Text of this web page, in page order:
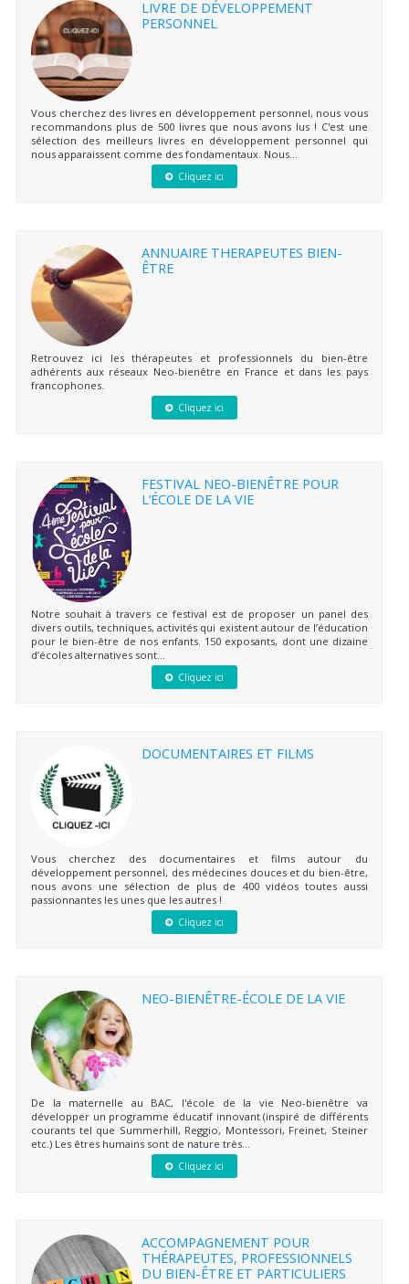
LIVRE DE DÉVELOPPEMENT
PERSONNEL
Vous cherchez des livres en développement personnel, nous vous
recommandons plus de 500 livres que nous avons lus ! C'est une
sélection des meilleurs livres en développement personnel qui
nous apparaissent comme des fondamentaux. Nous...
Cliquez ici
ANNUAIRE THERAPEUTES BIEN-
ÊTRE
Retrouvez ici les thérapeutes et professionnels du bien-être
adhérents aux réseaux Neo-bienêtre en France et dans les pays
francophones.
Cliquez ici
FESTIVAL NEO-BIENÊTRE POUR
L’ÉCOLE DE LA VIE
Notre souhait à travers ce festival est de proposer un panel des
divers outils, techniques, activités qui existent autour de l’éducation
pour le bien-être de nos enfants. 150 exposants, dont une dizaine
d’écoles alternatives sont...
Cliquez ici
DOCUMENTAIRES ET FILMS
Vous cherchez des documentaires et films autour du
développement personnel, des médecines douces et du bien-être,
nous avons une sélection de plus de 400 vidéos toutes aussi
passionnantes les unes que les autres !
Cliquez ici
NEO-BIENÊTRE-ÉCOLE DE LA VIE
De la maternelle au BAC, l'école de la vie Neo-bienêtre va
développer un programme éducatif innovant (inspiré de différents
courants tel que Summerhill, Reggio, Montessori, Freinet, Steiner
etc.) Les êtres humains sont de nature très...
Cliquez ici
ACCOMPAGNEMENT POUR
THÉRAPEUTES, PROFESSIONNELS
DU BIEN-ÊTRE ET PARTICULIERS